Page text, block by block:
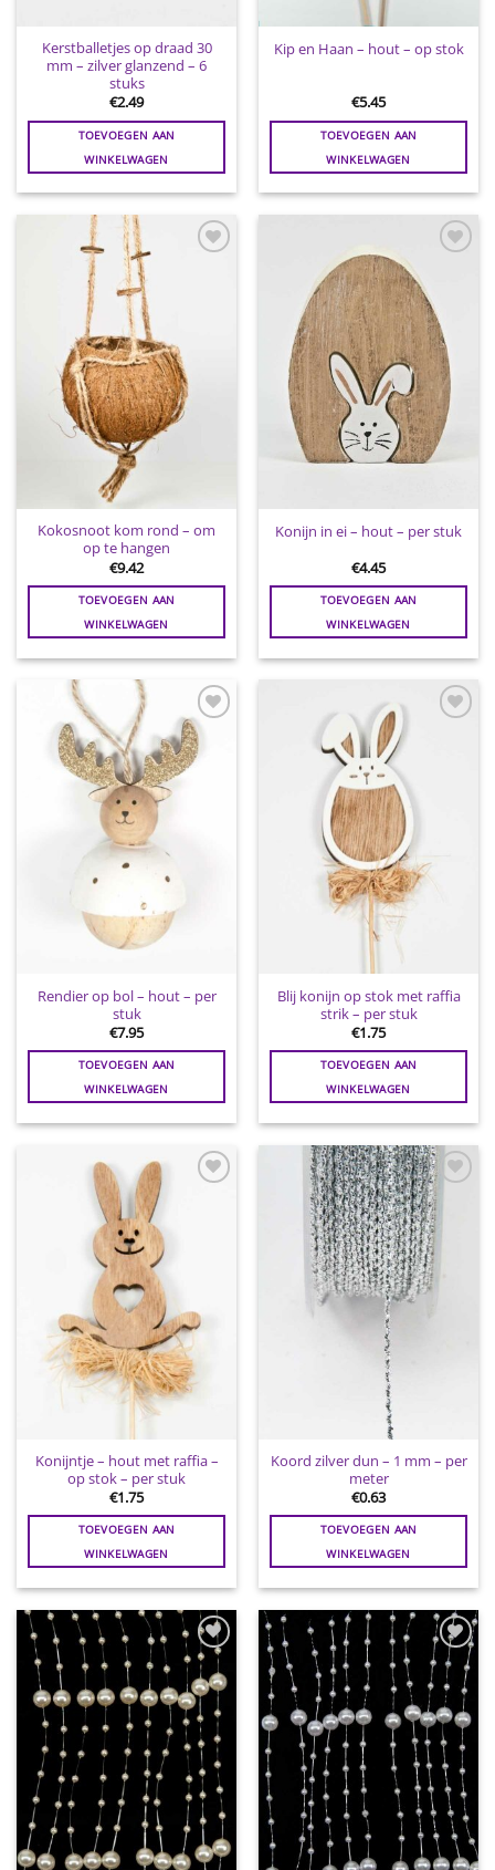
Kerstballetjes op draad 30
mm – zilver glanzend – 6
stuks
€2.49
TOEVOEGEN AAN
WINKELWAGEN
Kip en Haan – hout – op stok
€5.45
TOEVOEGEN AAN
WINKELWAGEN
Kokosnoot kom rond – om
op te hangen
€9.42
TOEVOEGEN AAN
WINKELWAGEN
Toevoegen
wenslijst
Konijn in ei – hout – per stuk
€4.45
TOEVOEGEN AAN
WINKELWAGEN
Toevoegen
aan
wenslijst
Rendier op bol – hout – per
stuk
€7.95
TOEVOEGEN AAN
WINKELWAGEN
Blij konijn op stok met raffia
strik – per stuk
€1.75
TOEVOEGEN AAN
WINKELWAGEN
Konijntje – hout met raffia –
op stok – per stuk
€1.75
TOEVOEGEN AAN
WINKELWAGEN
Toevoegen
aan
wenslijst
Koord zilver dun – 1 mm – per
meter
€0.63
TOEVOEGEN AAN
WINKELWAGEN
Toevoegen
aan
wenslijst
Toevoegen
aan
wenslijst